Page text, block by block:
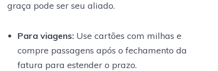
graça pode ser seu aliado.
Para viagens:Use cartões com milhas e
compre passagens após o fechamento da
fatura para estender o prazo.